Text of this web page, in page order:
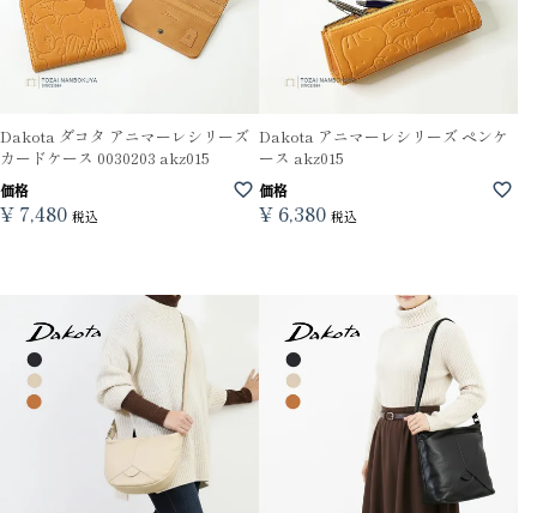
Dakota ダコタ アニマーレシリーズ
カードケース 0030203 akz015
価格
¥ 7,480 税込
Dakota アニマーレシリーズ ペンケ
ース akz015
価格
¥ 6,380 税込